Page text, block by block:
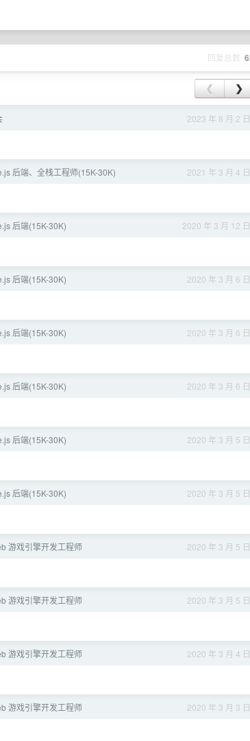
回复总数
❮ ❯
2023 年 8 月 2 日
2021 年 3 月 4 日
后端、全栈工程师(15K-30K)
2020 年 3 月 12 日
后端(15K-30K)
2020 年 3 月 6 日
后端(15K-30K)
2020 年 3 月 6 日
后端(15K-30K)
2020 年 3 月 6 日
后端(15K-30K)
2020 年 3 月 5 日
后端(15K-30K)
2020 年 3 月 5 日
后端(15K-30K)
2020 年 3 月 5 日
游戏引擎开发工程师
2020 年 3 月 5 日
游戏引擎开发工程师
2020 年 3 月 4 日
游戏引擎开发工程师
2020 年 3 月 3 日
游戏引擎开发工程师